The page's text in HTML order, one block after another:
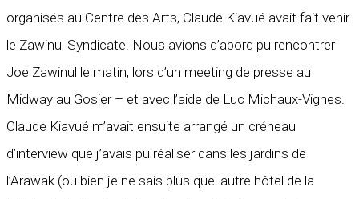
organisés au Centre des Arts, Claude Kiavué avait fait venir
le Zawinul Syndicate. Nous avions d’abord pu rencontrer
Joe Zawinul le matin, lors d’un meeting de presse au
Midway au Gosier – et avec l’aide de Luc Michaux-Vignes.
Claude Kiavué m’avait ensuite arrangé un créneau
d’interview que j’avais pu réaliser dans les jardins de
l’Arawak (ou bien je ne sais plus quel autre hôtel de la